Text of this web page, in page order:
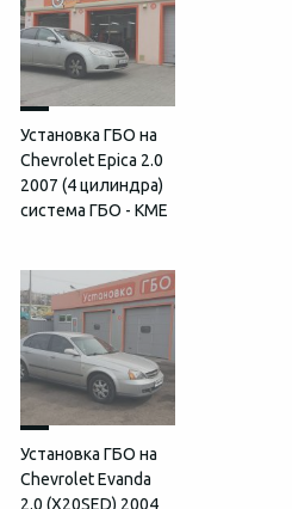
Установка ГБО на
Chevrolet Epica 2.0
2007 (4 цилиндра)
система ГБО - KME
Установка ГБО на
Chevrolet Evanda
2.0 (X20SED) 2004